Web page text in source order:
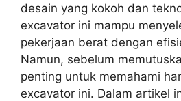
desain yang kokoh dan
excavator ini mampu
pekerjaan berat dengan
Namun, sebelum
penting untuk memahami
excavator ini. Dalam artikel